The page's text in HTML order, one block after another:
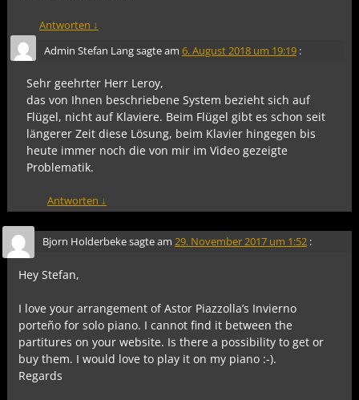
Antworten ↓
Admin Stefan Langsagte am 6. August 2018 um 19:19 :
Sehr geehrter Herr Leroy,
das von Ihnen beschriebene System bezieht sich auf
Flügel, nicht auf Klaviere. Beim Flügel gibt es schon seit
längerer Zeit diese Lösung, beim Klavier hingegen bis
heute immer noch die von mir im Video gezeigte
Problematik.
Antworten ↓
Bjorn Holderbekesagte am 29. November 2017 um 1:52 :
Hey Stefan,
I love your arrangement of Astor Piazzolla’s Invierno
porteño for solo piano. I cannot find it between the
partitures on your website. Is there a possibility to get or
buy them. I would love to play it on my piano :-).
Regards